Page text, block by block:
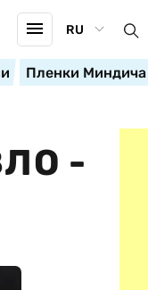
RU
Пленки Миндича
-